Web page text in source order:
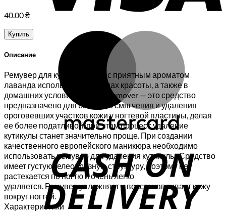
40.00₴
Купить
Описание
Ремувер для кутикулы Siller с приятным ароматом
лаванда используют в салонах красоты, а также в
домашних условиях. Сuticle remover — это средство
предназначено для быстрого смягчения и удаления
ороговевших участков кожи у ногтевой пластины, делая
ее более податливой, при этом процесс удаление
кутикулы станет значительно проще. При создании
качественного европейского маникюра необходимо
использовать ремувер для удаления кутикулы. Средство
имеет густую гелеобразную структуру, поэтому не
растекается по ногтю и очень легко
удаляется. Ремувер увлажняет и восстанавливает кожу
вокруг ногтей.
Характеристики